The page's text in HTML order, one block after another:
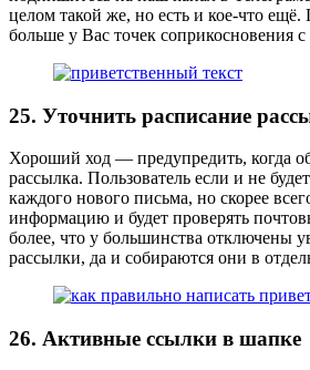
целом такой же, но есть и кое-что
больше у Вас точек соприкосновения
25. Уточнить расписание
Хороший ход — предупредить, когда
рассылка. Пользователь если и не
каждого нового письма, но скорее
информацию и будет проверять
более, что у большинства отключены
рассылки, да и собираются они в
26. Активные ссылки в шапке